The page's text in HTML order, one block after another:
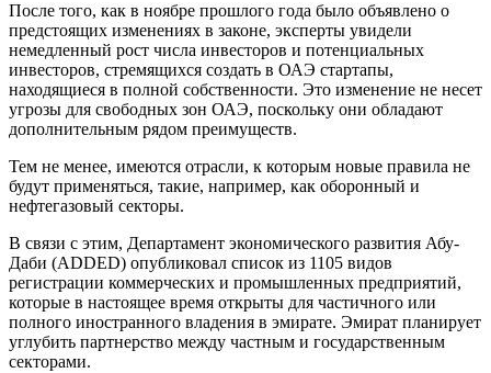
После того, как в ноябре прошлого года было объявлено о
предстоящих изменениях в законе, эксперты увидели
немедленный рост числа инвесторов и потенциальных
инвесторов, стремящихся создать в ОАЭ стартапы,
находящиеся в полной собственности. Это изменение не несет
угрозы для свободных зон ОАЭ, поскольку они обладают
дополнительным рядом преимуществ.
Тем не менее, имеются отрасли, к которым новые правила не
будут применяться, такие, например, как оборонный и
нефтегазовый секторы.
В связи с этим, Департамент экономического развития Абу-
Даби (ADDED) опубликовал список из 1105 видов
регистрации коммерческих и промышленных предприятий,
которые в настоящее время открыты для частичного или
полного иностранного владения в эмирате. Эмират планирует
углубить партнерство между частным и государственным
секторами.